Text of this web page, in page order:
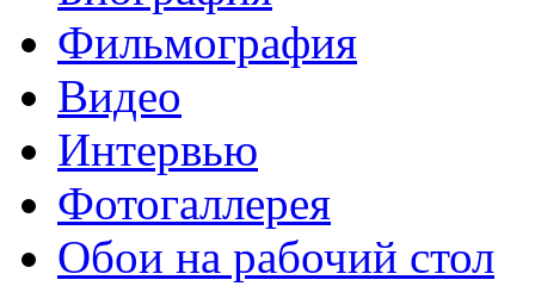
Фильмография
Видео
Интервью
Фотогаллерея
Обои на рабочий стол